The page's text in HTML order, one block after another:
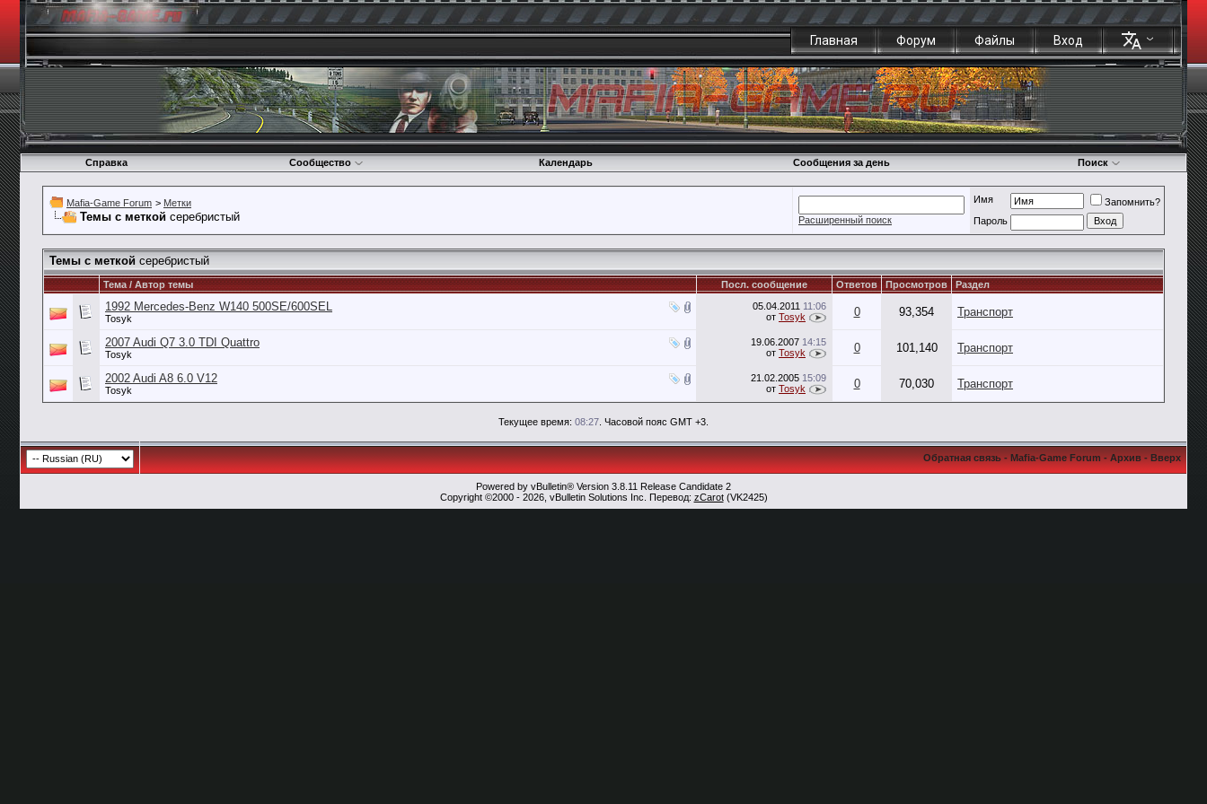
Главная Форум Файлы Вход
Справка Сообщество Календарь Сообщения за день Поиск
Mafia-Game Forum > Метки
Темы с меткой серебристый Расширенный поиск
Имя
Запомнить?
Пароль
Темы с меткой серебристый
Тема / Автор темы Посл. сообщение Ответов Просмотров Раздел
1992 Mercedes-Benz W140 500SE/600SEL
Tosyk
05.04.2011 11:06
от Tosyk 0 93,354 Транспорт
2007 Audi Q7 3.0 TDI Quattro
Tosyk
19.06.2007 14:15
от Tosyk 0 101,140 Транспорт
2002 Audi A8 6.0 V12
Tosyk
21.02.2005 15:09
от Tosyk 0 70,030 Транспорт
Текущее время: 08:27 . Часовой пояс GMT +3.
Обратная связь-Mafia-Game Forum-Архив-Вверх
Powered by vBulletin® Version 3.8.11 Release Candidate 2
Copyright ©2000 - 2026, vBulletin Solutions Inc. Перевод: zCarot(VK2425)